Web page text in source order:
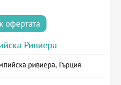
офертата
Ривиера
ривиера, Гърция